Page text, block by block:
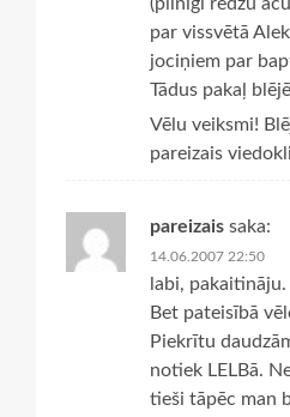
(pilnīgi redzu
par vissvētā
jociņiem par
Tādus pakaļ
Vēlu veiksmi!
pareizais
pareizais saka:
14.06.2007 22:50
labi, pakaitināju.
Bet pateisībā
Piekrītu
notiek LELBā.
tieši tāpēc man